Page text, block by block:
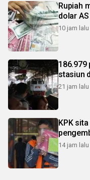
Rupiah
dolar AS
10 jam lalu
186.979
stasiun
21 jam lalu
KPK
14 jam lalu